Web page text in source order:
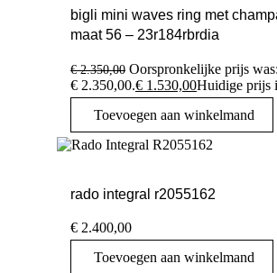
bigli mini waves ring met
maat 56 – 23r184rbrdia
€2.350,00 Oorspronkelijke prijs was:
€ 2.350,00.€ 1.530,00Huidige prijs
Toevoegen aan winkelmand
rado integral r2055162
€ 2.400,00
Toevoegen aan winkelmand